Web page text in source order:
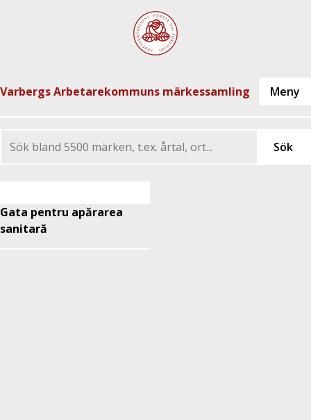
Varbergs Arbetarekommuns märkessamling
Gata pentru apărarea
sanitară